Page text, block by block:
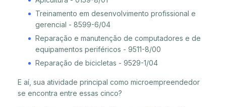
Treinamento em desenvolvimento profissional e
gerencial - 8599-6/04
Reparação e manutenção de computadores e de
equipamentos periféricos - 9511-8/00
Reparação de bicicletas - 9529-1/04
E aí, sua atividade principal como microempreendedor
se encontra entre essas cinco?